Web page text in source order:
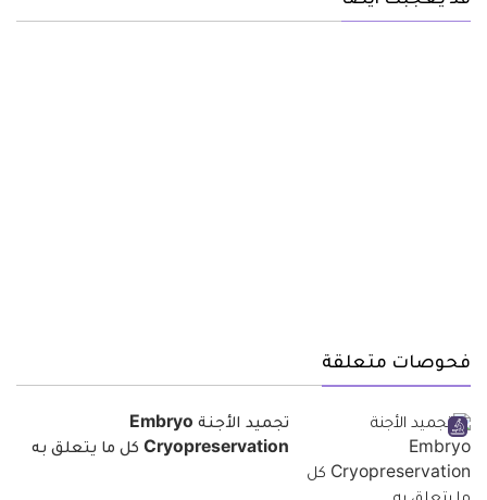
فحوصات متعلقة
تجميد الأجنة Embryo
Cryopreservation كل ما يتعلق به